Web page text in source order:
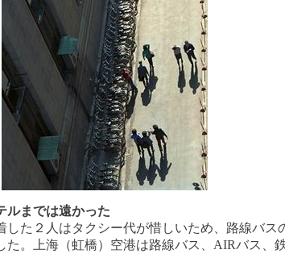
ルまでは遠かった
た２人はタクシー代が惜しいため、路線バス
た。上海（虹橋）空港は路線バス、AIRバス、